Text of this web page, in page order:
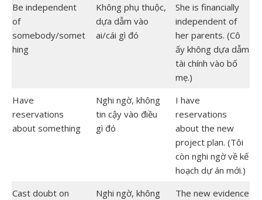
Be independent
of
somebody/somet
hing
Không phụ thuộc,
dựa dẫm vào
ai/cái gì đó
She is financially
independent of
her parents. (Cô
ấy không dựa dẫm
tài chính vào bố
mẹ.)
Have
reservations
about something
Nghi ngờ, không
tin cậy vào điều
gì đó
I have
reservations
about the new
project plan. (Tôi
còn nghi ngờ về kế
hoạch dự án mới.)
Cast doubt on
Nghi ngờ, không
The new evidence